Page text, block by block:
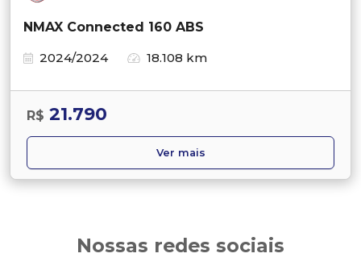
NMAX Connected 160 ABS
2024/2024
18.108 km
R$ 21.790
Ver mais
Nossas redes sociais